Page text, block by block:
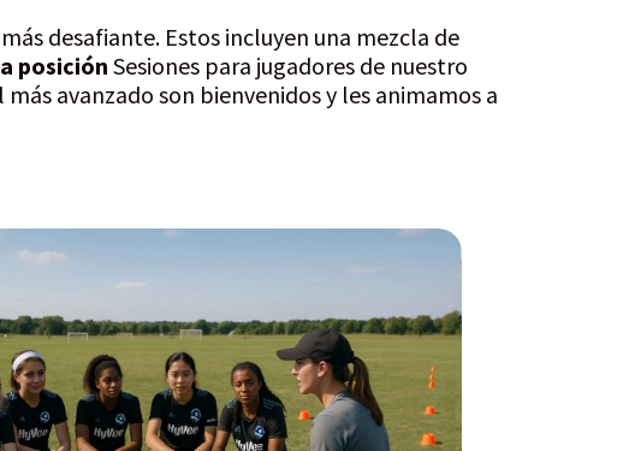
desafiante. Estos incluyen una mezcla de
posiciónSesiones para jugadores de nuestro
avanzado son bienvenidos y les animamos a